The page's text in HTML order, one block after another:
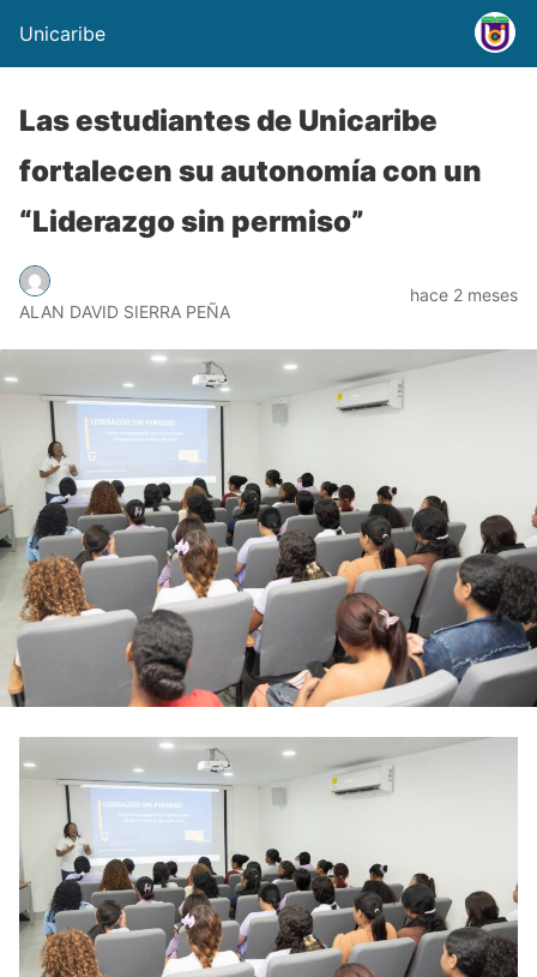
Unicaribe
Las estudiantes de Unicaribe
fortalecen su autonomía con un
“Liderazgo sin permiso”
ALAN DAVID SIERRA PEÑA
hace 2 meses